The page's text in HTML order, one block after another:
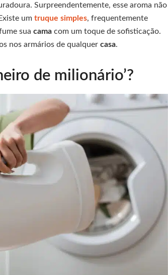
Surpreendentemente, esse aroma não
um truque simples, frequentemente
sua cama com um toque de sofisticação.
nos armários de qualquer casa.
de milionário’?